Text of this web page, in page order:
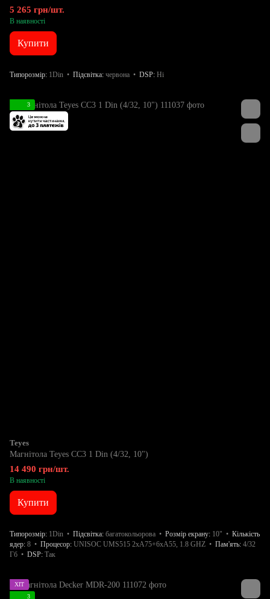
5 265 грн/шт.
В наявності
Купити
Типорозмір 1Din Підсвітка червона DSP Ні
3
Teyes
Магнітола Teyes CC3 1 Din (4/32, 10")
14 490 грн/шт.
В наявності
Купити
Типорозмір 1Din Підсвітка багатокольорова Розмір екрану 10"
Кількість
ядер 8 Процесор UNISOC UMS515 2хA75+6хA55, 1.8 GHZ Пам'ять 4/32
Гб
DSP Так
ХІТ
3